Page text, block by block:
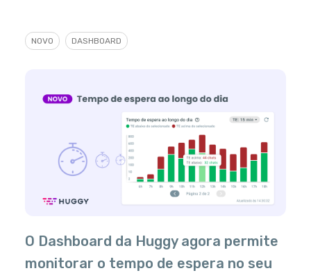
NOVO DASHBOARD
O Dashboard da Huggy agora permite
monitorar o tempo de espera no seu